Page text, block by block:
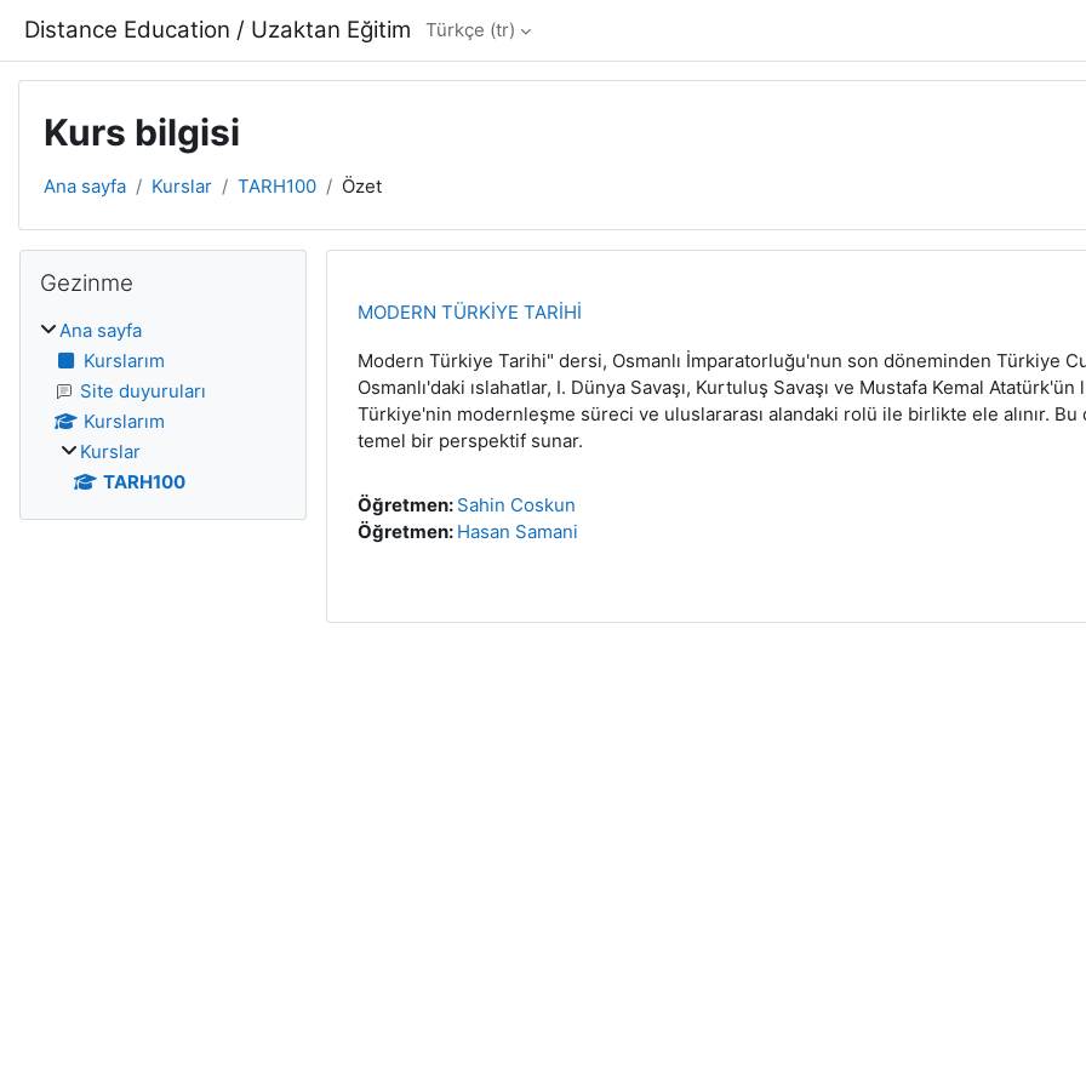
Distance Education / Uzaktan Eğitim Türkçe ‎(tr)‎
Kurs bilgisi
Ana sayfa Kurslar TARH100 Özet
MODERN TÜRKİYE TARİHİ
Modern Türkiye Tarihi" dersi, Osmanlı İmparatorluğu'nun son döneminden Türkiye
Osmanlı'daki ıslahatlar, I. Dünya Savaşı, Kurtuluş Savaşı ve Mustafa Kemal
Türkiye'nin modernleşme süreci ve uluslararası alandaki rolü ile birlikte ele alınır.
temel bir perspektif sunar.
Öğretmen: Sahin Coskun
Öğretmen: Hasan Samani
Bloklar
Gezinme
Ana sayfa
Kurslarım
Site duyuruları
Kurslarım
Kurslar
TARH100